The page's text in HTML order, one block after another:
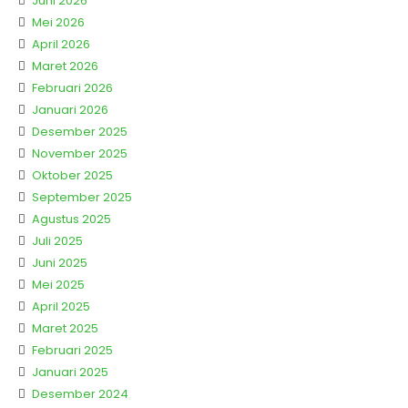
Mei 2026
April 2026
Maret 2026
Februari 2026
Januari 2026
Desember 2025
November 2025
Oktober 2025
September 2025
Agustus 2025
Juli 2025
Juni 2025
Mei 2025
April 2025
Maret 2025
Februari 2025
Januari 2025
Desember 2024